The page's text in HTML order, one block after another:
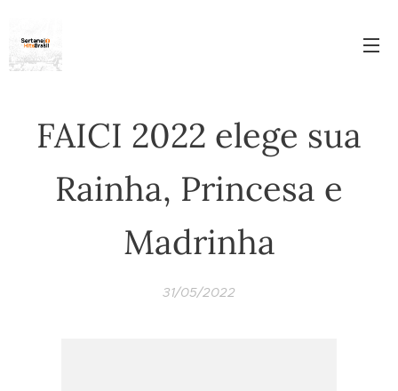
FAICI 2022 elege sua
Rainha, Princesa e
Madrinha
31/05/2022